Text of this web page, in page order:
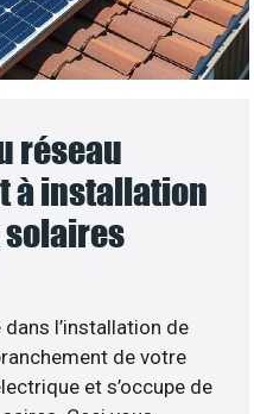
réseau
à installation
solaires
l’installation de
de votre
et s’occupe de